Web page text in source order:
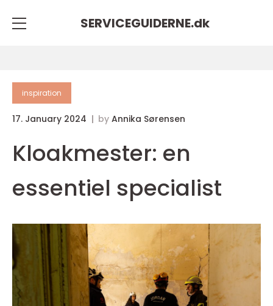
SERVICEGUIDERNE.dk
inspiration
17. January 2024 by Annika Sørensen
Kloakmester: en
essentiel specialist